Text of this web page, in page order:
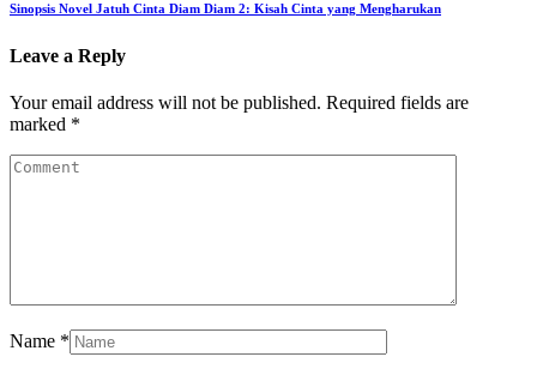
Sinopsis Novel Jatuh Cinta Diam Diam 2: Kisah Cinta yang Mengharukan
Leave a Reply
Your email address will not be published. Required fields are
marked *
Name *